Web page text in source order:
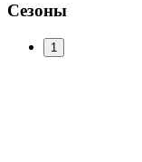
Сезоны
1